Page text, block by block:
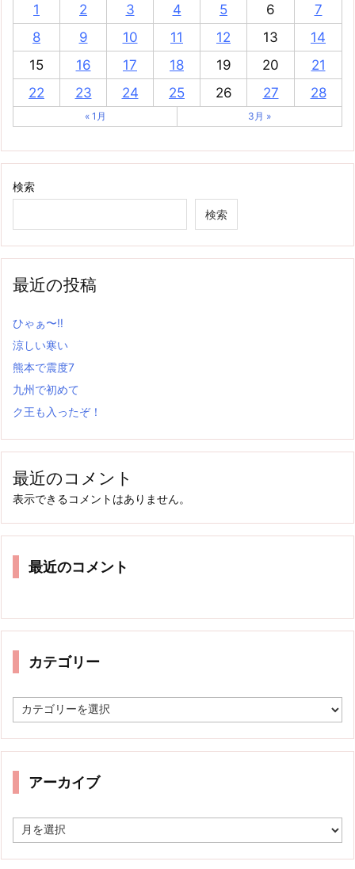
1
2 3 4 5 6
7
8
9 10 11 12 13
14
15
16 17 18 19 20
21
22
23 24 25 26 27 28
« 1月 3月 »
検索
検索
最近の投稿
ひゃぁ〜‼
涼しい寒い
熊本で震度7
九州で初めて
ク王も入ったぞ！
最近のコメント
表示できるコメントはありません。
最近のコメント
カテゴリー
テ
リ
アーカイブ
ー